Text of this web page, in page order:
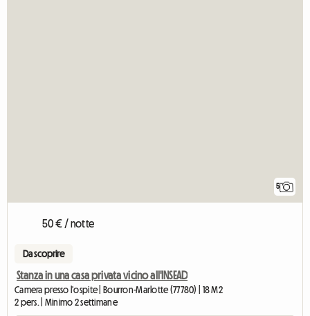
5
50 € / notte
Da scoprire
Stanza in una casa privata vicino all'INSEAD
Camera presso l'ospite | Bourron-Marlotte (77780) | 18 M2
2 pers. | Minimo 2 settimane